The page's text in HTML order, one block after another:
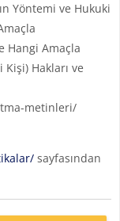
Yöntemi ve Hukuki
Hangi Amaçla
Hakları ve
metinleri/
sayfasından